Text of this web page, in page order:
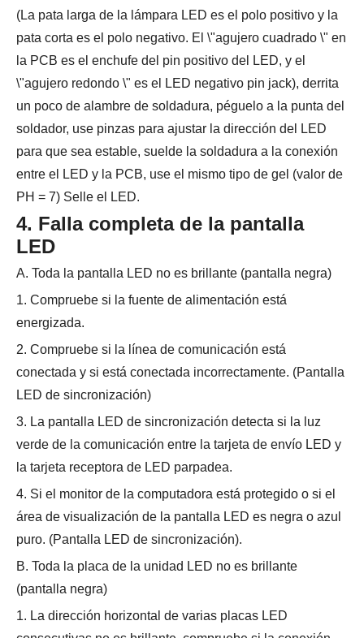
(La pata larga de la lámpara LED es el polo positivo y la
pata corta es el polo negativo. El \"agujero cuadrado \" en
la PCB es el enchufe del pin positivo del LED, y el
\"agujero redondo \" es el LED negativo pin jack), derrita
un poco de alambre de soldadura, péguelo a la punta del
soldador, use pinzas para ajustar la dirección del LED
para que sea estable, suelde la soldadura a la conexión
entre el LED y la PCB, use el mismo tipo de gel (valor de
PH = 7) Selle el LED.
4. Falla completa de la pantalla
LED
A. Toda la pantalla LED no es brillante (pantalla negra)
1. Compruebe si la fuente de alimentación está
energizada.
2. Compruebe si la línea de comunicación está
conectada y si está conectada incorrectamente. (Pantalla
LED de sincronización)
3. La pantalla LED de sincronización detecta si la luz
verde de la comunicación entre la tarjeta de envío LED y
la tarjeta receptora de LED parpadea.
4. Si el monitor de la computadora está protegido o si el
área de visualización de la pantalla LED es negra o azul
puro. (Pantalla LED de sincronización).
B. Toda la placa de la unidad LED no es brillante
(pantalla negra)
1. La dirección horizontal de varias placas LED